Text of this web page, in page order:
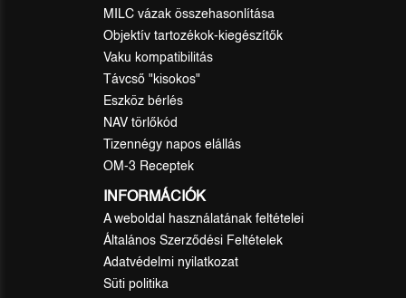
MILC vázak összehasonlítása
Objektív tartozékok-kiegészítők
Vaku kompatibilitás
Távcső "kisokos"
Eszköz bérlés
NAV törlőkód
Tizennégy napos elállás
OM-3 Receptek
INFORMÁCIÓK
A weboldal használatának feltételei
Általános Szerződési Feltételek
Adatvédelmi nyilatkozat
Süti politika